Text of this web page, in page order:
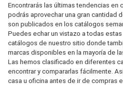
Encontrarás las últimas tendencias en
podrás aprovechar una gran cantidad
son publicados en los catálogos
Puedes echar un vistazo a todas
catálogos de nuestro sitio donde
marcas disponibles en la mayoría de
Las hemos clasificado en diferentes
encontrar y compararlas fácilmente.
casa u oficina antes de ir de compras